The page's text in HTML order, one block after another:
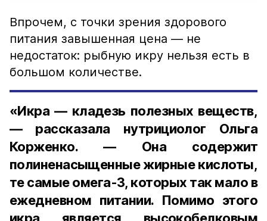
Впрочем, с точки зрения здорового
питания завышенная цена — не
недостаток: рыбную икру нельзя есть в
большом количестве.
«Икра — кладезь полезных веществ,
— рассказала нутрициолог Ольга
Корженко. — Она содержит
полиненасыщенные жирные кислоты,
те самые омега-3, которых так мало в
ежедневном питании. Помимо этого